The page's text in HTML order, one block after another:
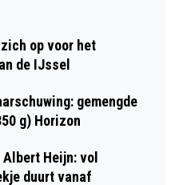
VELP GAAT
IN
MOGELIJK
DIEREN,
op voor het
de IJssel
gemengde
g) Horizon
Heijn: vol
duurt vanaf